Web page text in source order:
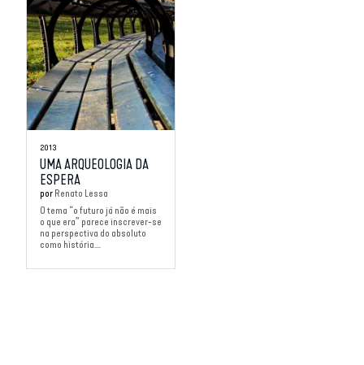
2013
UMA ARQUEOLOGIA DA
ESPERA
por Renato Lessa
O tema “o futuro já não é mais
o que era” parece inscrever-se
na perspectiva do absoluto
como história....